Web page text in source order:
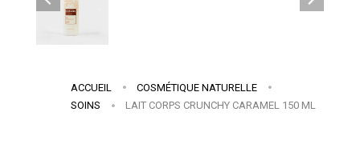
ACCUEIL
COSMÉTIQUE NATURELLE
SOINS
LAIT CORPS CRUNCHY CARAMEL 150 ML